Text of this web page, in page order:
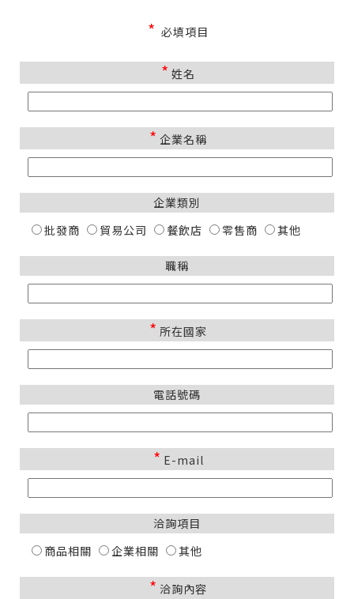
* 必填項目
* 姓名
* 企業名稱
企業類別
批發商
貿易公司 餐飲店 零售商 其他
職稱
* 所在國家
電話號碼
* E-mail
洽詢項目
商品相關
企業相關 其他
* 洽詢內容